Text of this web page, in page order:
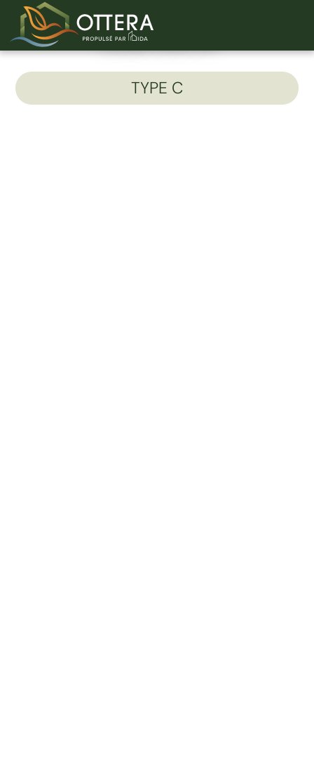
Unité 303-B
TYPE C